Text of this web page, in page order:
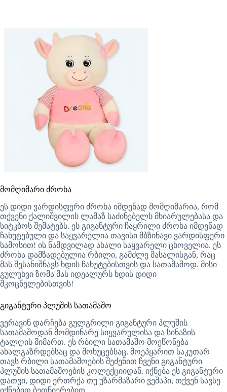
მომღიმარი ძროხა
ეს დიდი ვარდისფერი ძროხა იმდენად მომღიმარია, რომ
თქვენი ქალიშვილის ლამაზ საძინებელს მხიარულებასა და
სიტკბოს შემატებს. ეს გიგანტური ჩაყრილი ძროხა იმდენად
ჩახუტებული და საყვარელია თავისი მბზინავი ვარდისფერი
სამოსით! ის ნამდვილად ახალი საყვარელი ცხოველია. ეს
ძროხა დამზადებულია რბილი, გამძლე მასალისგან, რაც
მას შესანიშნავს ხდის ჩახუტებისთვის და სათამაშოდ. მისი
გულუხვი ზომა მას იდეალურს ხდის დიდი
მკოცნელებისთვის!
გიგანტური პლუშის სათამაშო
ვერავინ დარჩება გულგრილი გიგანტური პლუშის
სათამაშოდან მომდინარე სიყვარულისა და სინაზის
ტალღის მიმართ. ეს რბილი სათამაშო მოეწონება
ახალგაზრდებსაც და მოხუცებსაც. მოეპყარით საკუთარ
თავს რბილი სათამაშოების შეძენით ჩვენი გიგანტური
პლუშის სათამაშოების კოლექციიდან. იქნება ეს გიგანტური
დათვი, დიდი ერთრქა თუ უზარმაზარი ვეშაპი, თქვენ სავსე
იქნებით ბედნიერებით.